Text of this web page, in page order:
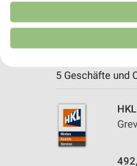
Weitere
5 Geschäfte und
Verwendung reduzierter
Erstellung von Profilen
Verwendung von
Messung der